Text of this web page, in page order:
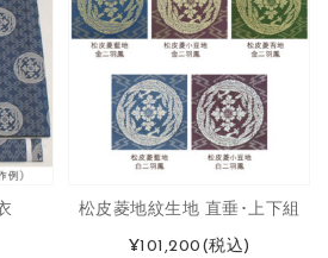
松皮菱地紋生地 直垂･上下組
¥101,200 (税込)